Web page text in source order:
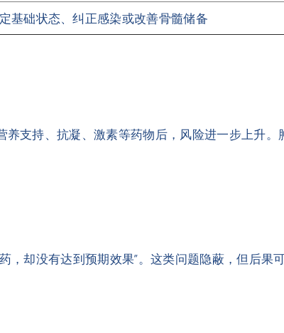
基础状态、纠正感染或改善骨髓储备
支持、抗凝、激素等药物后，风险进一步上升。
，却没有达到预期效果”。这类问题隐蔽，但后果